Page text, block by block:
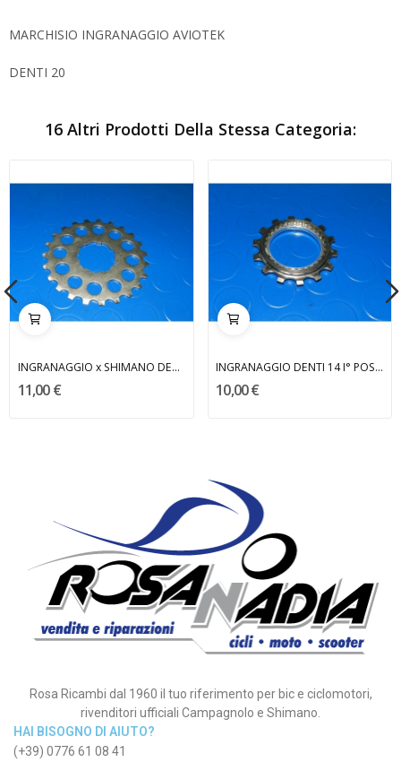
MARCHISIO INGRANAGGIO AVIOTEK
DENTI 20
16 Altri Prodotti Della Stessa Categoria:
INGRANAGGIO x SHIMANO DENTI 23 MARCHISIO
11,00 €
INGRANAGGIO DENTI 14 I° POSIZIONE MARCHISIO
10,00 €
Rosa Ricambi dal 1960 il tuo riferimento per bic e ciclomotori,
rivenditori ufficiali Campagnolo e Shimano.
HAI BISOGNO DI AIUTO?
(+39) 0776 61 08 41